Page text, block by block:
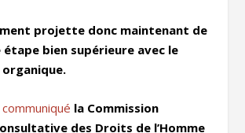
projette donc maintenant de
étape bien supérieure avec le
communiqué la Commission
des Droits de l’Homme